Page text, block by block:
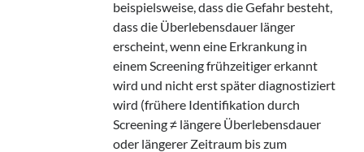
beispielsweise, dass die Gefahr besteht,
dass die Überlebensdauer länger
erscheint, wenn eine Erkrankung in
einem Screening frühzeitiger erkannt
wird und nicht erst später diagnostiziert
wird (frühere Identifikation durch
Screening ≠ längere Überlebensdauer
oder längerer Zeitraum bis zum